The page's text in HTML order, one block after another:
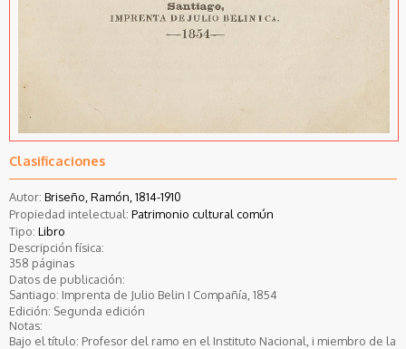
Clasificaciones
Autor: Briseño, Ramón, 1814-1910
Propiedad intelectual: Patrimonio cultural común
Tipo: Libro
Descripción física:
358 páginas
Datos de publicación:
Santiago: Imprenta de Julio Belin I Compañía, 1854
Edición: Segunda edición
Notas:
Bajo el título: Profesor del ramo en el Instituto Nacional, i miembro de la